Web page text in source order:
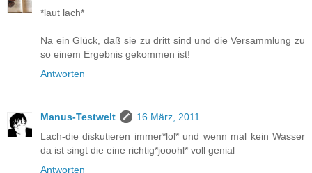
*laut lach*
Na ein Glück, daß sie zu dritt sind und die Versammlung zu
so einem Ergebnis gekommen ist!
Antworten
Manus-Testwelt
16 März, 2011
Lach-die diskutieren immer*lol* und wenn mal kein Wasser
da ist singt die eine richtig*jooohl* voll genial
Antworten